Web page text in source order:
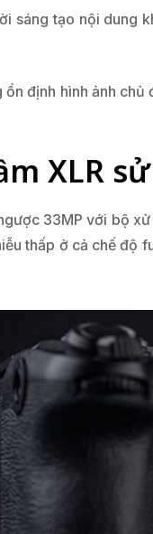
sáng tạo nội dung
định hình ảnh
XLR
33MP với bộ
thấp ở cả chế